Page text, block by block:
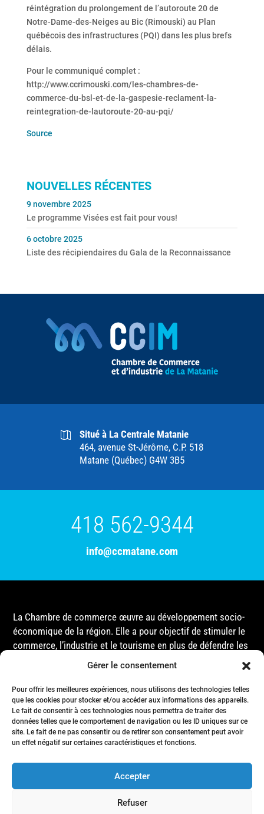
Gérer le consentement
Pour offrir les meilleures expériences, nous utilisons des technologies telles
que les cookies pour stocker et/ou accéder aux informations des appareils.
Le fait de consentir à ces technologies nous permettra de traiter des
données telles que le comportement de navigation ou les ID uniques sur ce
site. Le fait de ne pas consentir ou de retirer son consentement peut avoir
un effet négatif sur certaines caractéristiques et fonctions.
Accepter
Refuser
réintégration du prolongement de l’autoroute 20 de
Notre-Dame-des-Neiges au Bic (Rimouski) au Plan
québécois des infrastructures (PQI) dans les plus brefs
délais.
Pour le communiqué complet :
http://www.ccrimouski.com/les-chambres-de-
commerce-du-bsl-et-de-la-gaspesie-reclament-la-
reintegration-de-lautoroute-20-au-pqi/
Source
NOUVELLES RÉCENTES
Le programme Visées est fait pour vous!
9 novembre 2025
Liste des récipiendaires du Gala de la Reconnaissance
6 octobre 2025
Situé à La Centrale Matanie
464, avenue St-Jérôme, C.P. 518
Matane (Québec) G4W 3B5
418 562-9344
info@ccmatane.com
La Chambre de commerce œuvre au développement socio-
économique de la région. Elle a pour objectif de stimuler le
commerce, l’industrie et le tourisme en plus de défendre les
intérêts de ses membres et de l’ensemble de la
gouvernementales, que ce soit au niveau municipal,
provincial ou fédéral.
Accueil
Membres
Nous joindre